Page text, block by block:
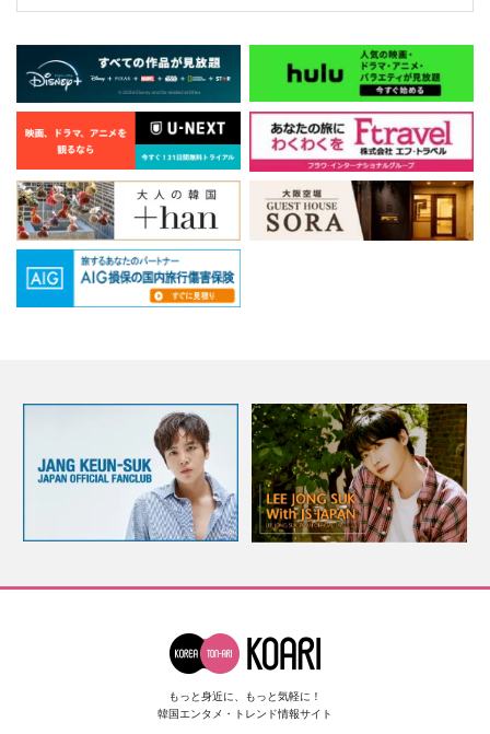
もっと身近に、もっと気軽に！
韓国エンタメ・トレンド情報サイト